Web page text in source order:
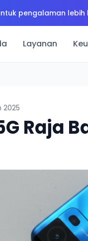
pengalaman lebih
Layanan
2025
Raja